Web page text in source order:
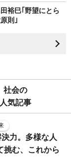
裕巳｢野望にとら
則｣
社会の
人気記事
力。多様な人
挑む、これから